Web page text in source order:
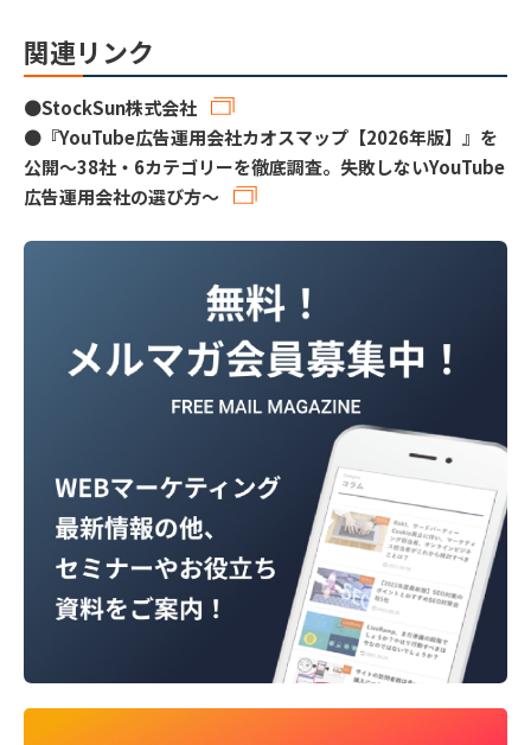
関連リンク
●StockSun株式会社
● 『YouTube広告運用会社カオスマップ【2026年版】』を
公開〜38社・6カテゴリーを徹底調査。失敗しないYouTube
広告運用会社の選び方〜